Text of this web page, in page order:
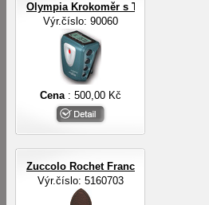
Olympia Krokoměr s TF senzorem
Výr.číslo: 90060
Cena : 500,00 Kč
Zuccolo Rochet Francie ZRC ROCHET
Výr.číslo: 5160703